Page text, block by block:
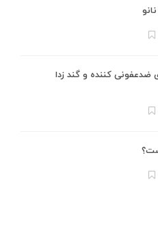
کننده و گند زدا